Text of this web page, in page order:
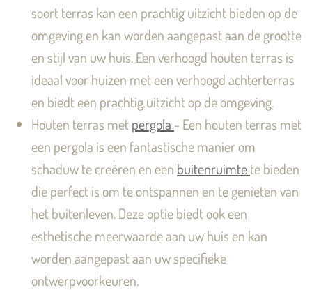
soort terras kan een prachtig uitzicht bieden op de
omgeving en kan worden aangepast aan de grootte
en stijl van uw huis. Een verhoogd houten terras is
ideaal voor huizen met een verhoogd achterterras
en biedt een prachtig uitzicht op de omgeving.
Houten terras metpergola - Een houten terras met
een pergola is een fantastische manier om
schaduw te creëren en een buitenruimtete bieden
die perfect is om te ontspannen en te genieten van
het buitenleven. Deze optie biedt ook een
esthetische meerwaarde aan uw huis en kan
worden aangepast aan uw specifieke
ontwerpvoorkeuren.